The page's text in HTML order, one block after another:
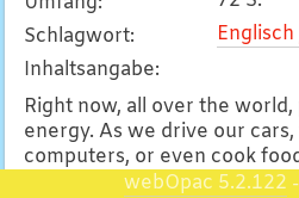
Schlagwort:
Inhaltsangabe:
Right now, all over the
energy. As we drive our
computers, or even cook
probably do not stop to think
webOpac 5.2.122 -